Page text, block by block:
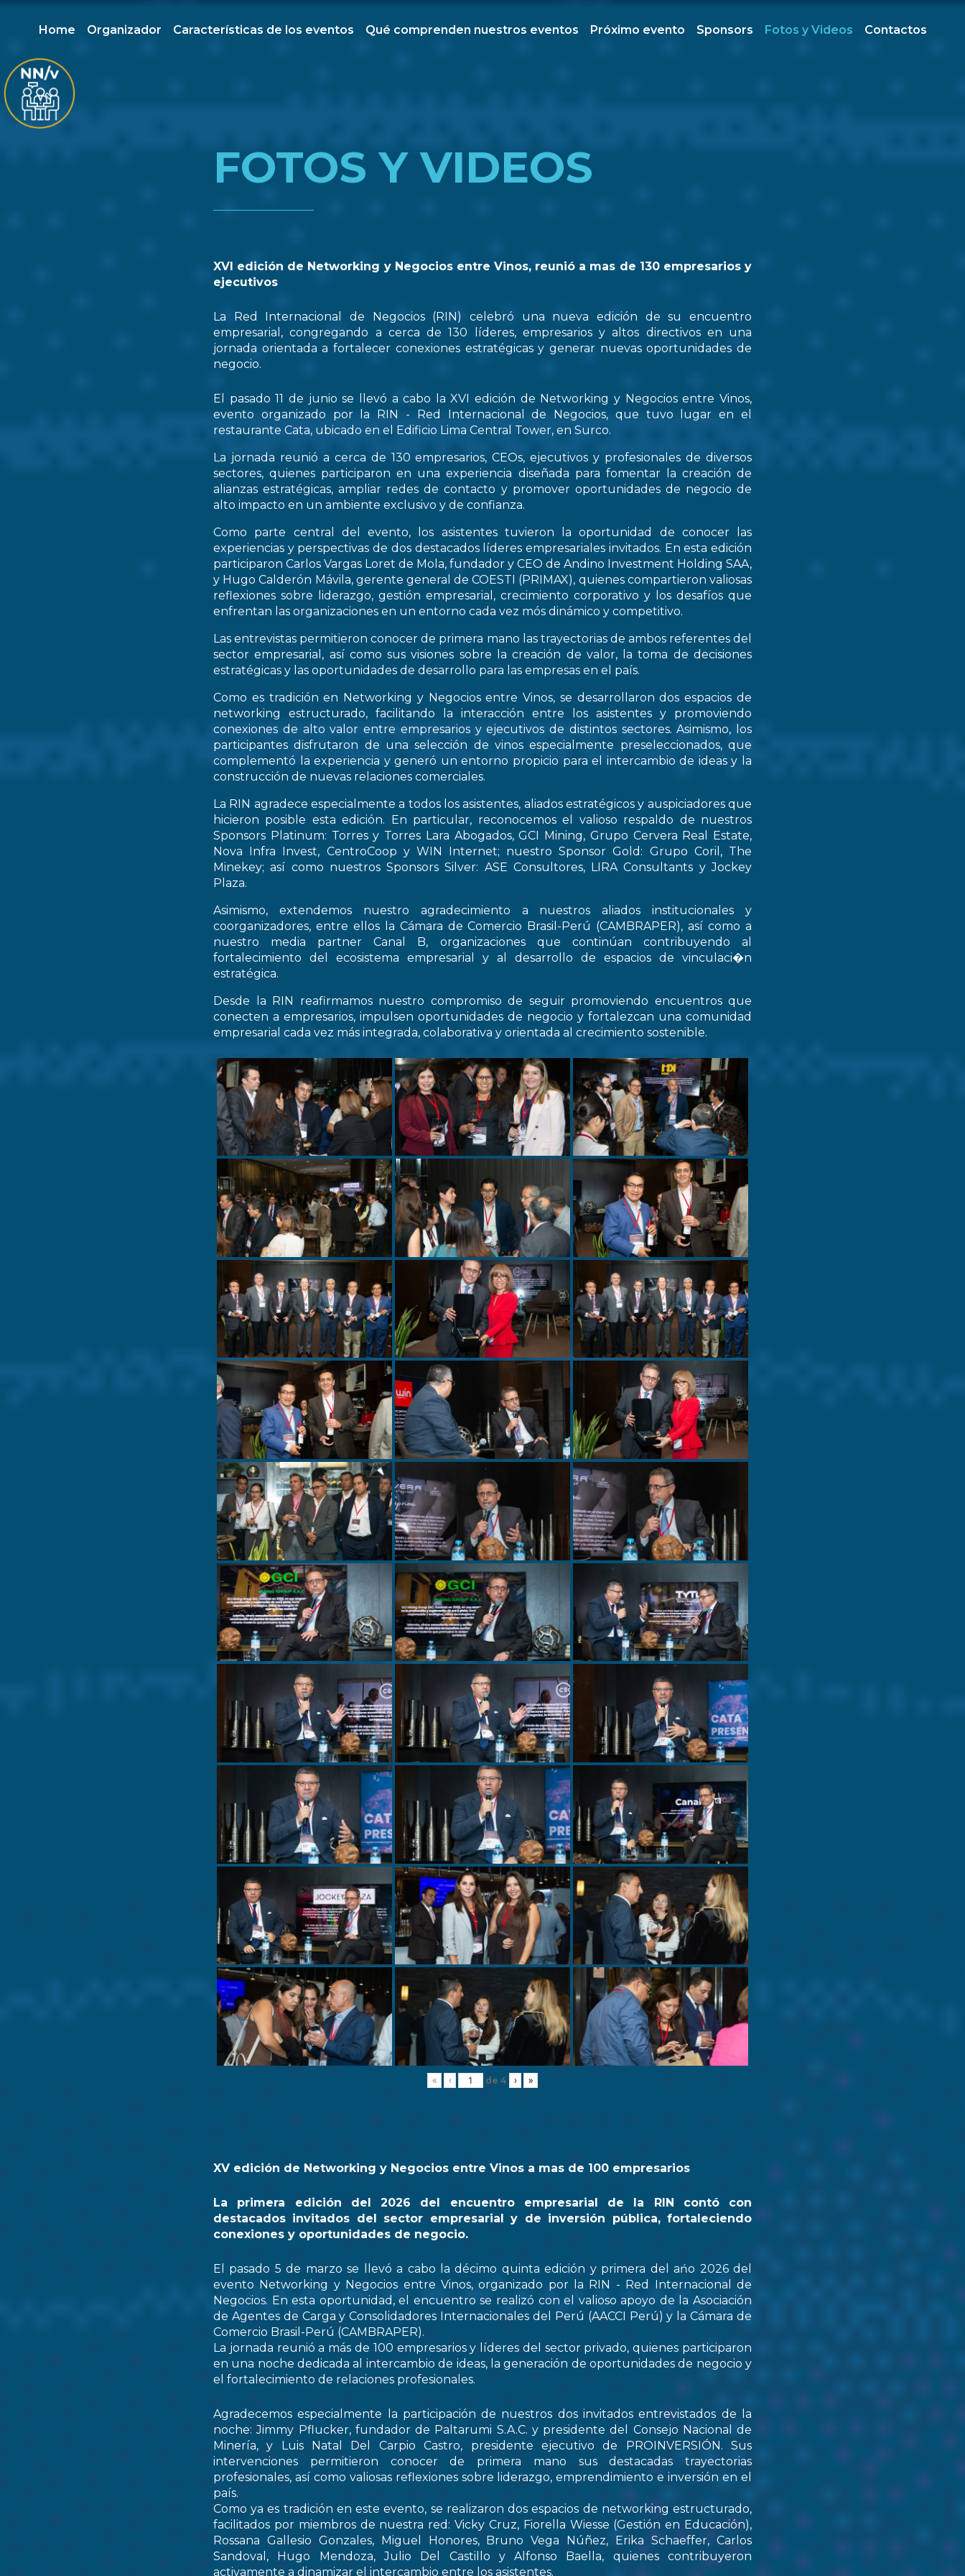
Home Organizador Características de los eventos Qué comprenden nuestros eventos Próximo evento Sponsors Fotos y Videos Contactos
FOTOS Y VIDEOS
XVI edición de Networking y Negocios entre Vinos, reunió a mas de 130 empresarios y
ejecutivos
La Red Internacional de Negocios (RIN) celebró una nueva edición de su encuentro
empresarial, congregando a cerca de 130 líderes, empresarios y altos directivos en una
jornada orientada a fortalecer conexiones estratégicas y generar nuevas oportunidades de
negocio.
El pasado 11 de junio se llevó a cabo la XVI edición de Networking y Negocios entre Vinos,
evento organizado por la RIN - Red Internacional de Negocios, que tuvo lugar en el
restaurante Cata, ubicado en el Edificio Lima Central Tower, en Surco.
La jornada reunió a cerca de 130 empresarios, CEOs, ejecutivos y profesionales de diversos
sectores, quienes participaron en una experiencia diseñada para fomentar la creación de
alianzas estratégicas, ampliar redes de contacto y promover oportunidades de negocio de
alto impacto en un ambiente exclusivo y de confianza.
Como parte central del evento, los asistentes tuvieron la oportunidad de conocer las
experiencias y perspectivas de dos destacados líderes empresariales invitados. En esta edición
participaron Carlos Vargas Loret de Mola, fundador y CEO de Andino Investment Holding SAA,
y Hugo Calderón Mávila, gerente general de COESTI (PRIMAX), quienes compartieron valiosas
reflexiones sobre liderazgo, gestión empresarial, crecimiento corporativo y los desafíos que
enfrentan las organizaciones en un entorno cada vez mós dinámico y competitivo.
Las entrevistas permitieron conocer de primera mano las trayectorias de ambos referentes del
sector empresarial, así como sus visiones sobre la creación de valor, la toma de decisiones
estratégicas y las oportunidades de desarrollo para las empresas en el país.
Como es tradición en Networking y Negocios entre Vinos, se desarrollaron dos espacios de
networking estructurado, facilitando la interacción entre los asistentes y promoviendo
conexiones de alto valor entre empresarios y ejecutivos de distintos sectores. Asimismo, los
participantes disfrutaron de una selección de vinos especialmente preseleccionados, que
complementó la experiencia y generó un entorno propicio para el intercambio de ideas y la
construcción de nuevas relaciones comerciales.
La RIN agradece especialmente a todos los asistentes, aliados estratégicos y auspiciadores que
hicieron posible esta edición. En particular, reconocemos el valioso respaldo de nuestros
Sponsors Platinum: Torres y Torres Lara Abogados, GCI Mining, Grupo Cervera Real Estate,
Nova Infra Invest, CentroCoop y WIN Internet; nuestro Sponsor Gold: Grupo Coril, The
Minekey; así como nuestros Sponsors Silver: ASE Consultores, LIRA Consultants y Jockey
Plaza.
Asimismo, extendemos nuestro agradecimiento a nuestros aliados institucionales y
coorganizadores, entre ellos la Cámara de Comercio Brasil-Perú (CAMBRAPER), así como a
nuestro media partner Canal B, organizaciones que continúan contribuyendo al
fortalecimiento del ecosistema empresarial y al desarrollo de espacios de vinculaci�n
estratégica.
Desde la RIN reafirmamos nuestro compromiso de seguir promoviendo encuentros que
conecten a empresarios, impulsen oportunidades de negocio y fortalezcan una comunidad
empresarial cada vez más integrada, colaborativa y orientada al crecimiento sostenible.
« ‹ de 4 › »
XV edición de Networking y Negocios entre Vinos a mas de 100 empresarios
La primera edición del 2026 del encuentro empresarial de la RIN contó con
destacados invitados del sector empresarial y de inversión pública, fortaleciendo
conexiones y oportunidades de negocio.
El pasado 5 de marzo se llevó a cabo la décimo quinta edición y primera del ańo 2026 del
evento Networking y Negocios entre Vinos, organizado por la RIN - Red Internacional de
Negocios. En esta oportunidad, el encuentro se realizó con el valioso apoyo de la Asociación
de Agentes de Carga y Consolidadores Internacionales del Perú (AACCI Perú) y la Cámara de
Comercio Brasil-Perú (CAMBRAPER).
La jornada reunió a más de 100 empresarios y líderes del sector privado, quienes participaron
en una noche dedicada al intercambio de ideas, la generación de oportunidades de negocio y
el fortalecimiento de relaciones profesionales.
Agradecemos especialmente la participación de nuestros dos invitados entrevistados de la
noche: Jimmy Pflucker, fundador de Paltarumi S.A.C. y presidente del Consejo Nacional de
Minería, y Luis Natal Del Carpio Castro, presidente ejecutivo de PROINVERSIÓN. Sus
intervenciones permitieron conocer de primera mano sus destacadas trayectorias
profesionales, así como valiosas reflexiones sobre liderazgo, emprendimiento e inversión en el
país.
Como ya es tradición en este evento, se realizaron dos espacios de networking estructurado,
facilitados por miembros de nuestra red: Vicky Cruz, Fiorella Wiesse (Gestión en Educación),
Rossana Gallesio Gonzales, Miguel Honores, Bruno Vega Núñez, Erika Schaeffer, Carlos
Sandoval, Hugo Mendoza, Julio Del Castillo y Alfonso Baella, quienes contribuyeron
activamente a dinamizar el intercambio entre los asistentes.